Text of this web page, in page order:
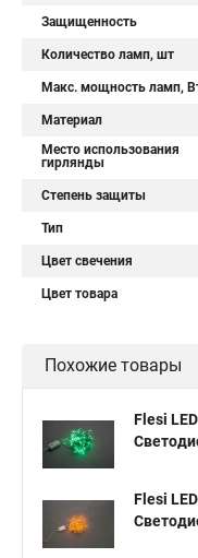
Защищенность
Количество ламп, шт
Макс. мощность ламп,
Материал
Место использования
гирлянды
Степень защиты
Тип
Цвет свечения
Цвет товара
Похожие товары
Flesi
Flesi